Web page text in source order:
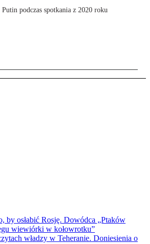
podczas spotkania z 2020 roku
by osłabić Rosję. Dowódca „Ptaków
wiewiórki w kołowrotku”
władzy w Teheranie. Doniesienia o